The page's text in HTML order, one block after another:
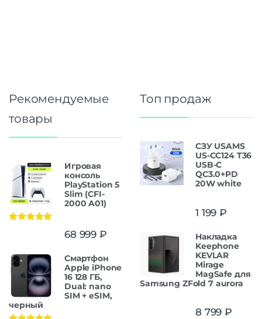
Рекомендуемые
товары
Игровая
консоль
PlayStation 5
Slim (CFI-
2000 A01)
68 999 ₽
Смартфон
Apple iPhone
16 128 ГБ,
Dual: nano
SIM + eSIM,
черный
Топ продаж
СЗУ USAMS
US-CC124 T36
USB-C
QC3.0+PD
20W white
1 199 ₽
Накладка
Keephone
KEVLAR
Mirage
MagSafe для
Samsung ZFold 7 aurora
8 799 ₽